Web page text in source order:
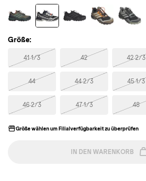
Größe:
41 1/3 42 42 2/3
44 44 2/3 45 1/3
46 2/3 47 1/3 48
Größe wählen um Filialverfügbarkeit zu überprüfen
IN DEN WARENKORB